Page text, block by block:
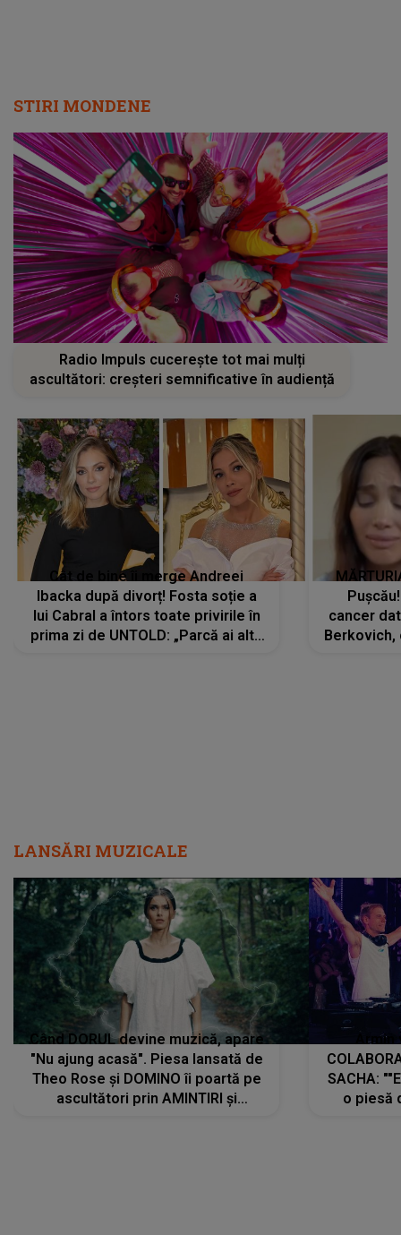
STIRI MONDENE
Radio Impuls cucerește tot mai mulți
ascultători: creșteri semnificative în audiență
Cât de bine îi merge Andreei
Ibacka după divorț! Fosta soție a
lui Cabral a întors toate privirile în
prima zi de UNTOLD: „Parcă ai altă
cancer
Berkovich,
LANSĂRI MUZICALE
Când DORUL devine muzică, apare
"Nu ajung acasă". Piesa lansată de
Theo Rose și DOMINO îi poartă pe
ascultători prin AMINTIRI și
SACHA:
o piesă